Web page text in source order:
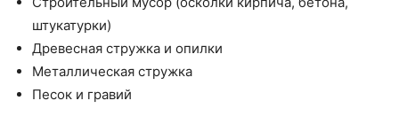
штукатурки)
Древесная стружка и опилки
Металлическая стружка
Песок и гравий